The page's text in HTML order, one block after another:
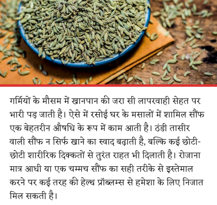
गर्मियों के मौसम में खानपान की जरा सी लापरवाही सेहत पर
भारी पड़ जाती है। ऐसे में रसोई घर के मसालों में शामिल सौंफ
एक बेहतरीन औषधि के रूप में काम आती है। ठंडी तासीर
वाली सौंफ न सिर्फ खाने का स्वाद बढ़ाती है, बल्कि कई छोटी-
छोटी शारीरिक दिक्कतों से तुरंत राहत भी दिलाती है। रोजाना
मात्र आधी या एक चम्मच सौंफ का सही तरीके से इस्तेमाल
करने पर कई तरह की हेल्थ प्रॉब्लम्स से हमेशा के लिए निजात
मिल सकती है।